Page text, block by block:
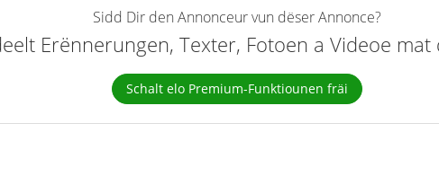
Sidd Dir den Annonceur vun dëser Annonce?
Erënnerungen, Texter, Fotoen a Videoe
Schalt elo Premium-Funktiounen fräi